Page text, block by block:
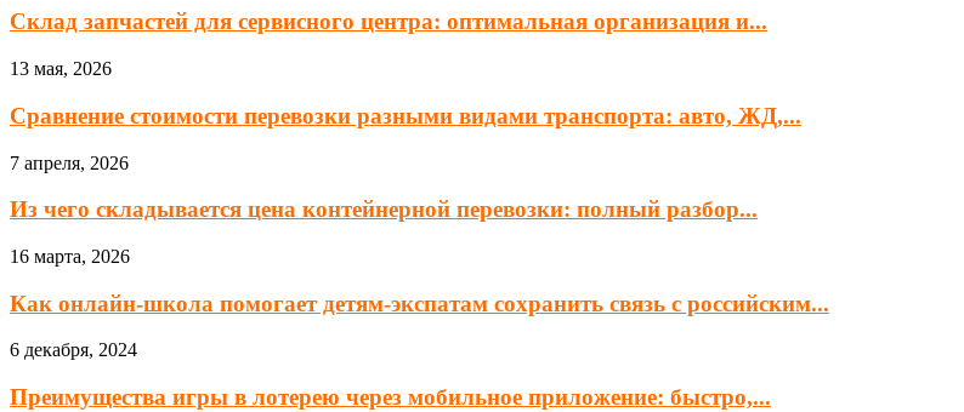
Склад запчастей для сервисного центра: оптимальная организация и...
13 мая, 2026
Сравнение стоимости перевозки разными видами транспорта: авто, ЖД,...
7 апреля, 2026
Из чего складывается цена контейнерной перевозки: полный разбор...
16 марта, 2026
Как онлайн-школа помогает детям-экспатам сохранить связь с российским...
6 декабря, 2024
Преимущества игры в лотерею через мобильное приложение: быстро,...